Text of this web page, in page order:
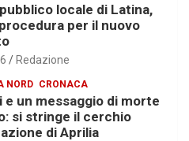
locale di Latina,
per il nuovo
Redazione
NORD CRONACA
un messaggio di morte
si stringe il cerchio
di Aprilia